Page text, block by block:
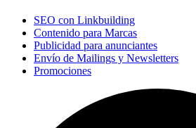
SEO con Linkbuilding
Contenido para Marcas
Publicidad para anunciantes
Envío de Mailings y Newsletters
Promociones